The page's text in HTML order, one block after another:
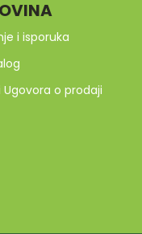
i isporuka
Ugovora o prodaji